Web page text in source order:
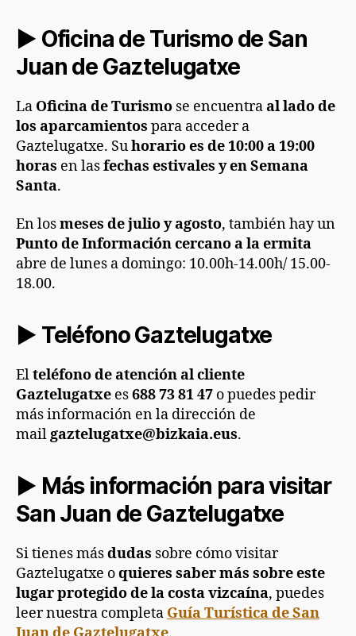
► Oficina de Turismo de San
Juan de Gaztelugatxe
La Oficina de Turismo se encuentraal lado de
los aparcamientos para acceder a
Gaztelugatxe. Suhorario es de 10:00 a 19:00
horas en lasfechas estivales y en Semana
Santa.
En losmeses de julio y agosto, también hay un
Punto de Información cercano a la ermita
abre de lunes a domingo: 10.00h-14.00h/ 15.00-
18.00.
► Teléfono Gaztelugatxe
Elteléfono de atención al cliente
Gaztelugatxe es688 73 81 47 o puedes pedir
más información en la dirección de
mail gaztelugatxe@bizkaia.eus.
► Más información para visitar
San Juan de Gaztelugatxe
Si tienes másdudas sobre cómo visitar
Gaztelugatxe oquieres saber más sobre este
lugar protegido de la costa vizcaína, puedes
leer nuestra completa Guía Turística de San